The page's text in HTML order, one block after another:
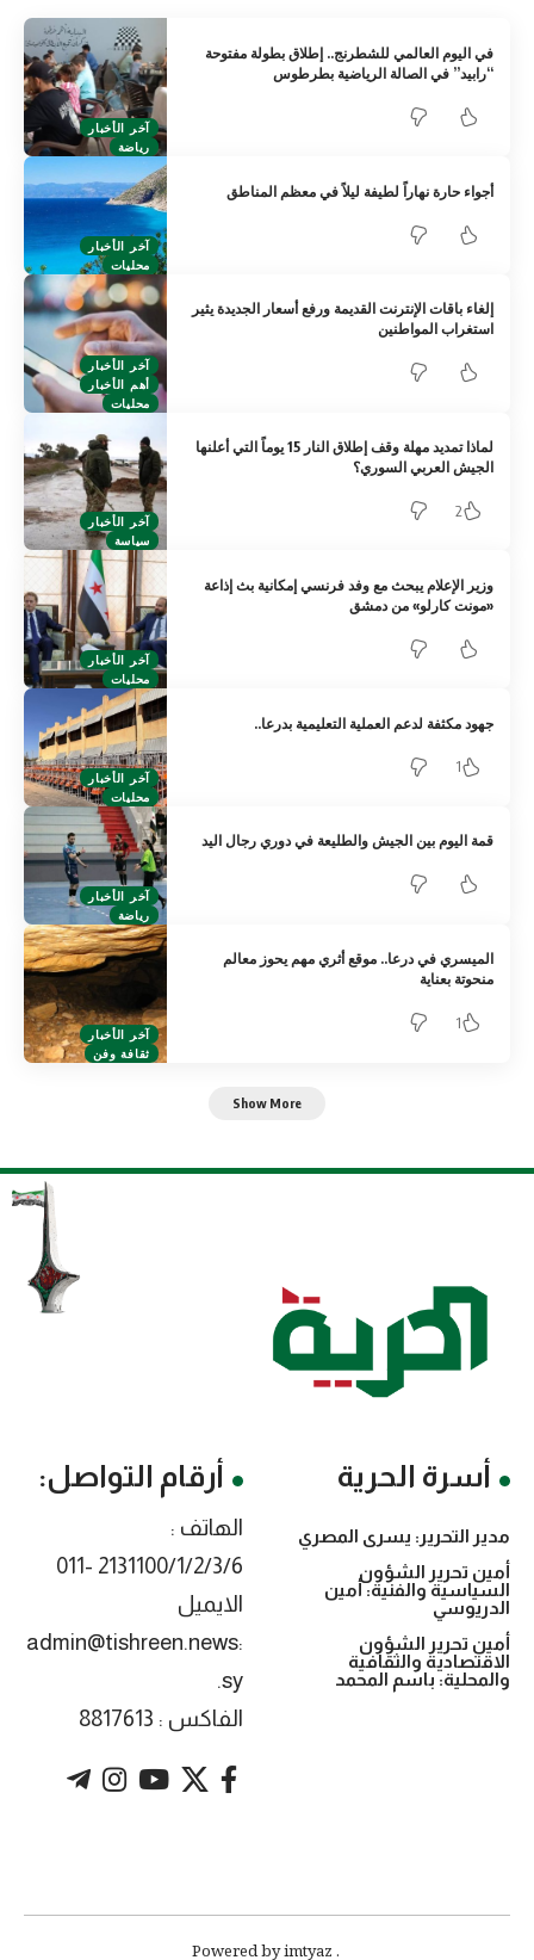
آخر الأخبار
رياضة
في اليوم العالمي للشطرنج.. إطلاق بطولة مفتوحة
“رابيد” في الصالة الرياضية بطرطوس
آخر الأخبار
محليات
أجواء حارة نهاراً لطيفة ليلاً في معظم المناطق
آخر الأخبار
أهم الأخبار
محليات
إلغاء باقات الإنترنت القديمة ورفع أسعار الجديدة يثير
استغراب المواطنين
آخر الأخبار
سياسة
لماذا تمديد مهلة وقف إطلاق النار 15 يوماً التي أعلنها
الجيش العربي السوري؟
2
آخر الأخبار
محليات
وزير الإعلام يبحث مع وفد فرنسي إمكانية بث إذاعة
«مونت كارلو» من دمشق
آخر الأخبار
محليات
جهود مكثفة لدعم العملية التعليمية بدرعا..
1
آخر الأخبار
رياضة
قمة اليوم بين الجيش والطليعة في دوري رجال اليد
آخر الأخبار
ثقافة وفن
الميسري في درعا.. موقع أثري مهم يحوز معالم
منحوتة بعناية
1
Show More
أسرة الحرية
مدير التحرير: يسرى المصري
أمين تحرير الشؤون
السياسية والفنية: أمين
الدريوسي
أمين تحرير الشؤون
الاقتصادية والثقافية
والمحلية: باسم المحمد
أرقام التواصل:
الهاتف :
2131100/1/2/3/6 -011
الايميل
:admin@tishreen.news
.sy
الفاكس : 8817613
. Powered by imtyaz